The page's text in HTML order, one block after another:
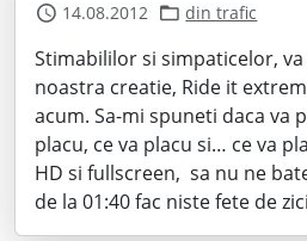
14.08.2012 din trafic
Stimabililor si simpaticelor,
noastra creatie, Ride it
acum. Sa-mi spuneti daca va
placu, ce va placu si… ce va
HD si fullscreen, sa nu ne
de la 01:40 fac niste fete de